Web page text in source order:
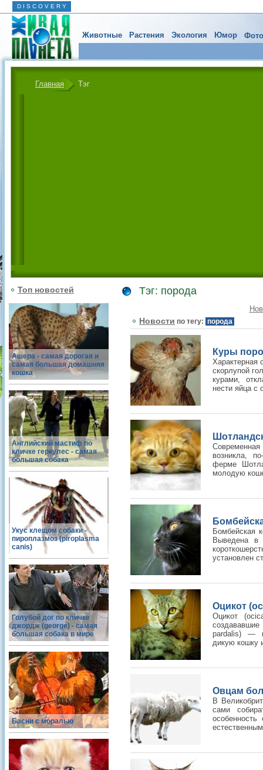
D I S C O V E R Y
Животные Растения Экология Юмор
Главная Тэг
Топ новостей
Ашера - самая дорогая и
самая большая домашняя
кошка
Английский мастиф по
кличке геркулес - самая
большая собака
Укус клещом собаки -
пироплазмоз (piroplasma
canis)
Голубой дог по кличке
джордж (george) - самая
большая собака в мире
Басни с моралью
Тэг: порода
Новости по тегу: порода
Куры
Характерная
скорлупой
курами,
нести яйца с
возникла,
ферме
молодую
Бомбейская
Выведена в
установлен
Оцикот
Оцикот
pardalis) —
дикую кошку
Овцам
В
сами